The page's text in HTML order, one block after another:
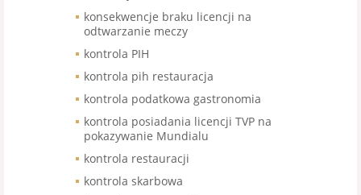
konsekwencje braku licencji na
odtwarzanie meczy
kontrola PIH
kontrola pih restauracja
kontrola podatkowa gastronomia
kontrola posiadania licencji TVP na
pokazywanie Mundialu
kontrola restauracji
kontrola skarbowa